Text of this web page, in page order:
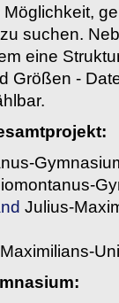
suchen.
eine
Größen -
Julius-